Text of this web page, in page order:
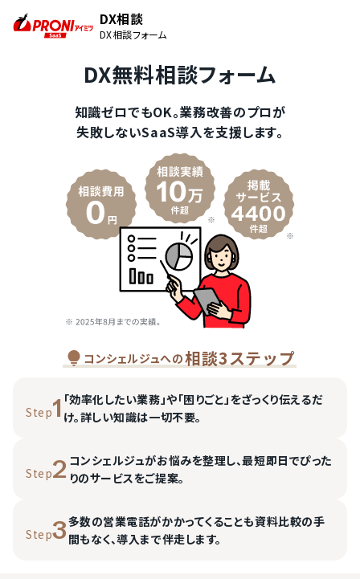
DX相談
DX相談フォーム
DX無料相談フォーム
知識ゼロでもOK。業務改善のプロが
失敗しないSaaS導入を支援します。
コンシェルジュへの相談3ステップ
Step1 「効率化したい業務」や「困りごと」をざっくり伝えるだ
け。詳しい知識は一切不要。
Step2 コンシェルジュがお悩みを整理し、最短即日でぴった
りのサービスをご提案。
Step3多数の営業電話がかかってくることも資料比較の手
間もなく、導入まで伴走します。